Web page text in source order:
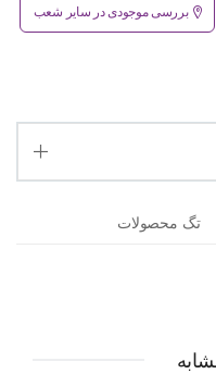
بررسی موجودی در سایر شعب
تگ محصولات